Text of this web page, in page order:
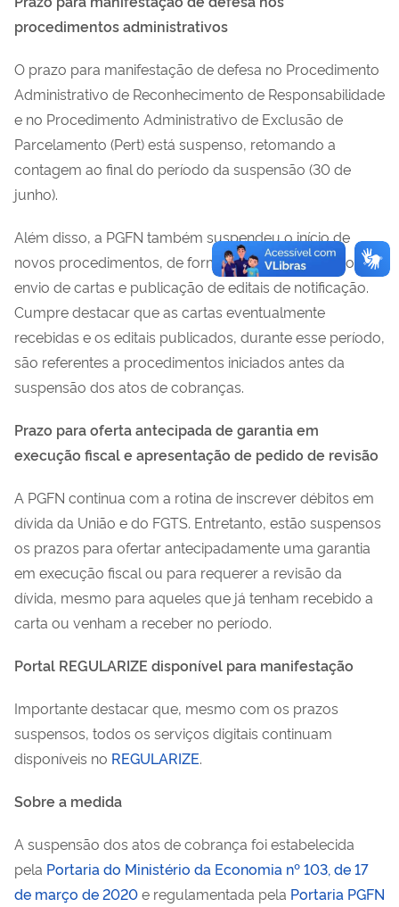
procedimentos administrativos
O prazo para manifestação de defesa no Procedimento
Administrativo de Reconhecimento de Responsabilidade
e no Procedimento Administrativo de Exclusão de
Parcelamento (Pert) está suspenso, retomando a
contagem ao final do período da suspensão (30 de
junho).
Além disso, a PGFN também suspendeu o início de
novos procedimentos, de forma que não haverá novo
envio de cartas e publicação de editais de notificação.
Cumpre destacar que as cartas eventualmente
recebidas e os editais publicados, durante esse período,
são referentes a procedimentos iniciados antes da
suspensão dos atos de cobranças.
Prazo para oferta antecipada de garantia em
execução fiscal e apresentação de pedido de revisão
A PGFN continua com a rotina de inscrever débitos em
dívida da União e do FGTS. Entretanto, estão suspensos
os prazos para ofertar antecipadamente uma garantia
em execução fiscal ou para requerer a revisão da
dívida, mesmo para aqueles que já tenham recebido a
carta ou venham a receber no período.
Portal REGULARIZE disponível para manifestação
Importante destacar que, mesmo com os prazos
suspensos, todos os serviços digitais continuam
disponíveis no REGULARIZE.
Sobre a medida
A suspensão dos atos de cobrança foi estabelecida
pela Portaria do Ministério da Economia nº 103, de 17
de março de 2020e regulamentada pela Portaria PGFN